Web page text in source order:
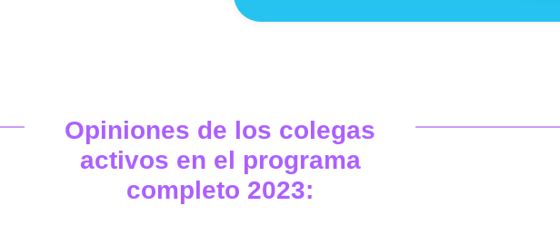
Opiniones de los colegas
activos en el programa
completo 2023: